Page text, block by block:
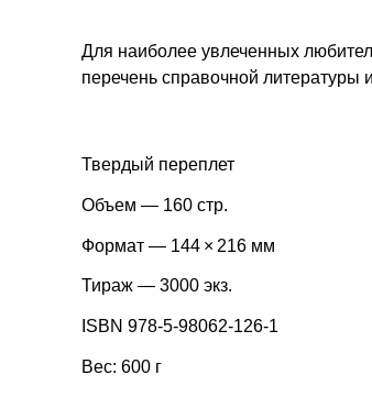
Для наиболее увлеченных
перечень справочной литературы
Твердый переплет
Объем — 160 стр.
Формат — 144 × 216 мм
Тираж — 3000 экз.
ISBN 978-5-98062-126-1
Вес: 600 г